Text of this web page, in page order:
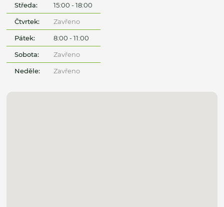
Středa: 15:00 - 18:00
Čtvrtek: Zavřeno
Pátek: 8:00 - 11:00
Sobota: Zavřeno
Neděle: Zavřeno